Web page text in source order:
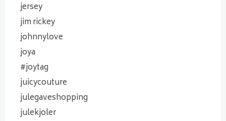
jersey
jim rickey
johnnylove
joya
#joytag
juicycouture
julegaveshopping
julekjoler